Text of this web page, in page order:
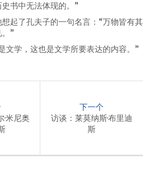
书中无法体现的。”
起了孔夫子的一句名言：“万物皆有其
”
文学，这也是文学所要表达的内容。”
米尼奥
下一个
访谈：莱莫纳斯·布里迪
斯